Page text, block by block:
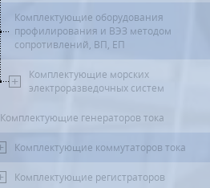
Комплектующие оборудования
профилирования и ВЭЗ методом
сопротивлений, ВП, ЕП
Комплектующие морских
электроразведочных систем
Комплектующие генераторов тока
Комплектующие коммутаторов тока
Комплектующие регистраторов